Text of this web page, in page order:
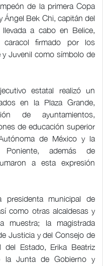
de la primera Copa
Ángel Bek Chi, capitán del
a cabo en Belice,
caracol firmado por los
Juvenil como símbolo de
estatal realizó un
en la Plaza Grande,
de ayuntamientos,
de educación superior
de México y la
Poniente, además de
a esta expresión
presidenta municipal de
como otras alcaldesas y
muestra; la magistrada
Justicia y del Consejo de
del Estado, Erika Beatriz
la Junta de Gobierno y